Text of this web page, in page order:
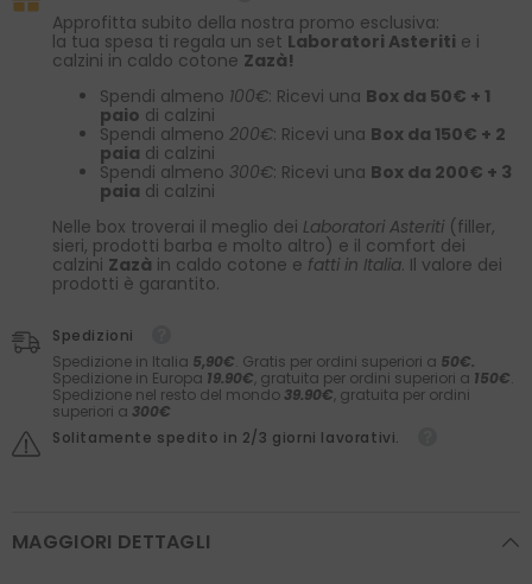
Approfitta subito della nostra promo esclusiva:
la tua spesa ti regala un set Laboratori Asteriti e i
calzini in caldo cotone Zazà!
Spendi almeno 100€: Ricevi una Box da 50€ + 1
paio di calzini
Spendi almeno 200€: Ricevi una Box da 150€ + 2
paia di calzini
Spendi almeno 300€: Ricevi una Box da 200€ + 3
paia di calzini
Nelle box troverai il meglio dei Laboratori Asteriti (filler,
sieri, prodotti barba e molto altro) e il comfort dei
calzini Zazà in caldo cotone e fatti in Italia. Il valore dei
prodotti è garantito.
Spedizioni
Spedizione in Italia 5,90€. Gratis per ordini superiori a 50€.
Spedizione in Europa 19.90€, gratuita per ordini superiori a 150€.
Spedizione nel resto del mondo 39.90€, gratuita per ordini
superiori a 300€
Solitamente spedito in 2/3 giorni lavorativi.
MAGGIORI DETTAGLI